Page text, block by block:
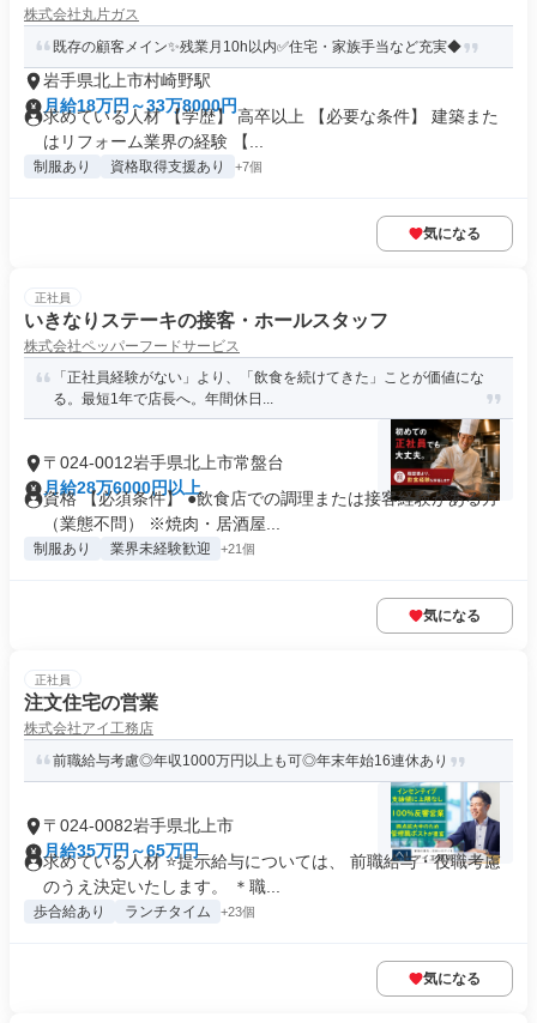
株式会社丸片ガス
既存の顧客メイン✨残業月10h以内✅住宅・家族手当など充実◆
岩手県北上市村崎野駅
月給18万円～33万8000円
求めている人材 【学歴】 高卒以上 【必要な条件】 建築また
はリフォーム業界の経験 【...
制服あり 資格取得支援あり +7個
気になる
正社員
いきなりステーキの接客・ホールスタッフ
株式会社ペッパーフードサービス
「正社員経験がない」より、「飲食を続けてきた」ことが価値にな
る。最短1年で店長へ。年間休日...
〒024-0012岩手県北上市常盤台
月給28万6000円以上
資格 【必須条件】 ●飲食店での調理または接客経験がある方
（業態不問） ※焼肉・居酒屋...
制服あり 業界未経験歓迎 +21個
気になる
正社員
注文住宅の営業
株式会社アイ工務店
前職給与考慮◎年収1000万円以上も可◎年末年始16連休あり
〒024-0082岩手県北上市
月給35万円～65万円
求めている人材 ⭐提示給与については、 前職給与・役職考慮
のうえ決定いたします。 ＊職...
歩合給あり ランチタイム +23個
気になる